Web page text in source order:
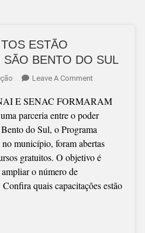
ESTÃO
BENTO DO SUL
Leave A CommentOn
GRATUITOS
ESTÃO
DISPONÍVEIS
EM
SÃO
DO
E SENAC FORMARAM
parceria entre o poder
do Sul, o Programa
município, foram abertas
gratuitos. O objetivo é
o número de
quais capacitações estão